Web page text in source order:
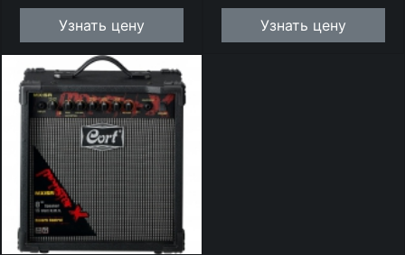
Узнать цену Узнать цену